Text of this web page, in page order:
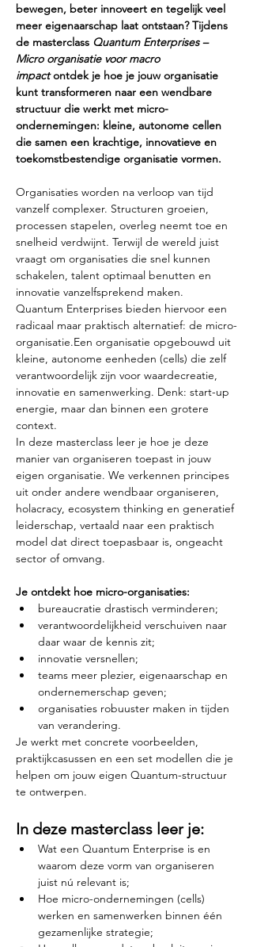
bewegen, beter innoveert en tegelijk veel
meer eigenaarschap laat ontstaan? Tijdens
de masterclass Quantum Enterprises –
Micro organisatie voor macro
impact ontdek je hoe je jouw organisatie
kunt transformeren naar een wendbare
structuur die werkt met micro-
ondernemingen: kleine, autonome cellen
die samen een krachtige, innovatieve en
toekomstbestendige organisatie vormen.
Organisaties worden na verloop van tijd
vanzelf complexer. Structuren groeien,
processen stapelen, overleg neemt toe en
snelheid verdwijnt. Terwijl de wereld juist
vraagt om organisaties die snel kunnen
schakelen, talent optimaal benutten en
innovatie vanzelfsprekend maken.
Quantum Enterprises bieden hiervoor een
radicaal maar praktisch alternatief: de micro-
organisatie.Een organisatie opgebouwd uit
kleine, autonome eenheden (cells) die zelf
verantwoordelijk zijn voor waardecreatie,
innovatie en samenwerking. Denk: start-up
energie, maar dan binnen een grotere
context.
In deze masterclass leer je hoe je deze
manier van organiseren toepast in jouw
eigen organisatie. We verkennen principes
uit onder andere wendbaar organiseren,
holacracy, ecosystem thinking en generatief
leiderschap, vertaald naar een praktisch
model dat direct toepasbaar is, ongeacht
sector of omvang.
Je ontdekt hoe micro-organisaties:
bureaucratie drastisch verminderen;
verantwoordelijkheid verschuiven naar
daar waar de kennis zit;
innovatie versnellen;
teams meer plezier, eigenaarschap en
ondernemerschap geven;
organisaties robuuster maken in tijden
van verandering.
Je werkt met concrete voorbeelden,
praktijkcasussen en een set modellen die je
helpen om jouw eigen Quantum-structuur
te ontwerpen.
In deze masterclass leer je:
Wat een Quantum Enterprise is en
waarom deze vorm van organiseren
juist nú relevant is;
Hoe micro-ondernemingen (cells)
werken en samenwerken binnen één
gezamenlijke strategie;